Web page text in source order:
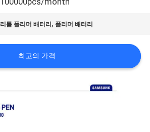
리튬 폴리머 배터리 , 폴리머 배터리
최고의 가격